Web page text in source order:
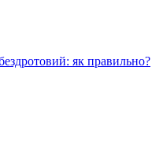
як правильно?